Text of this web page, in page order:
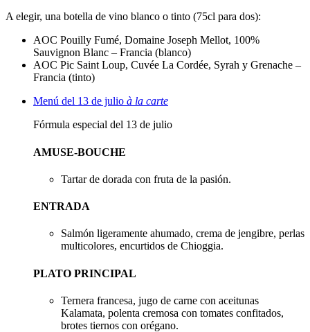
A elegir, una botella de vino blanco o tinto (75cl para dos):
AOC Pouilly Fumé, Domaine Joseph Mellot, 100%
Sauvignon Blanc – Francia (blanco)
AOC Pic Saint Loup, Cuvée La Cordée, Syrah y Grenache –
Francia (tinto)
Menú del 13 de julio à la carte
Fórmula especial del 13 de julio
AMUSE-BOUCHE
Tartar de dorada con fruta de la pasión.
ENTRADA
Salmón ligeramente ahumado, crema de jengibre, perlas
multicolores, encurtidos de Chioggia.
PLATO PRINCIPAL
Ternera francesa, jugo de carne con aceitunas
Kalamata, polenta cremosa con tomates confitados,
brotes tiernos con orégano.